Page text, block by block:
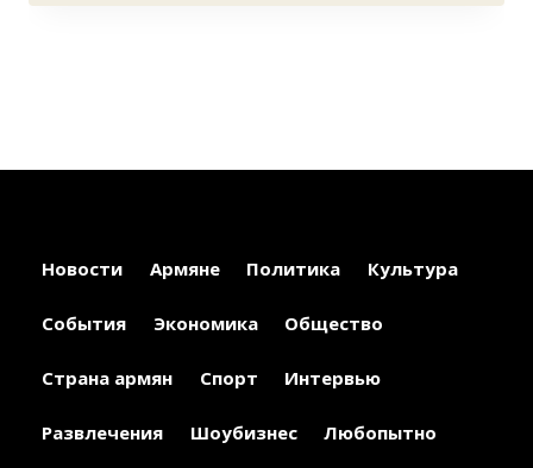
Новости Армяне Политика Культура
События Экономика Общество
Страна армян Спорт Интервью
Развлечения Шоубизнес Любопытно